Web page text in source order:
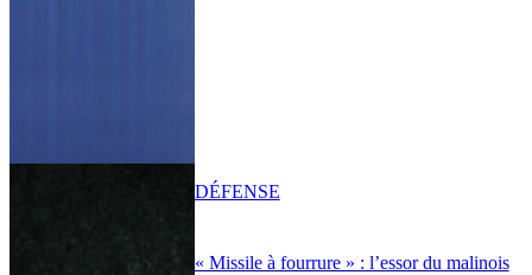
« Missile à fourrure » : l’essor du malinois
DÉFENSE